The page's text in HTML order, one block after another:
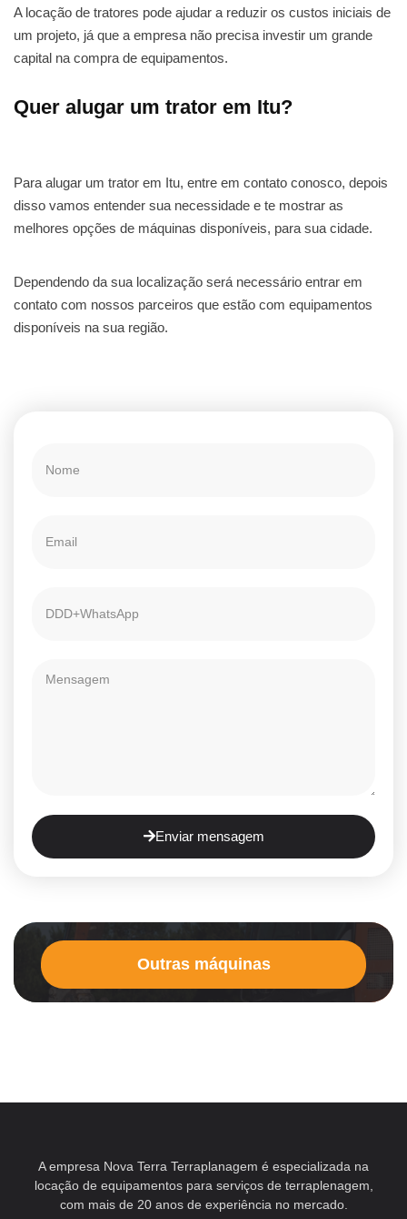
A locação de tratores pode ajudar a reduzir os custos iniciais de
um projeto, já que a empresa não precisa investir um grande
capital na compra de equipamentos.
Quer alugar um trator em Itu?
Para alugar um trator em Itu, entre em contato conosco, depois
disso vamos entender sua necessidade e te mostrar as
melhores opções de máquinas disponíveis, para sua cidade.
Dependendo da sua localização será necessário entrar em
contato com nossos parceiros que estão com equipamentos
disponíveis na sua região.
Enviar mensagem
Outras máquinas
A empresa Nova Terra Terraplanagem é especializada na
locação de equipamentos para serviços de terraplenagem,
com mais de 20 anos de experiência no mercado.